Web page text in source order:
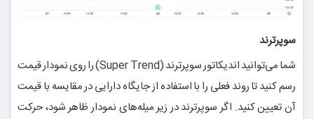
سوپرترند
شما می‌توانید اندیکاتور سوپرترند (Super Trend) را روی نمودار قیمت
رسم کنید تا روند فعلی را با استفاده از جایگاه دارایی در مقایسه با قیمت
آن تعیین کنید. اگر سوپرترند در زیر میله‌های نمودار ظاهر شود، حرکت